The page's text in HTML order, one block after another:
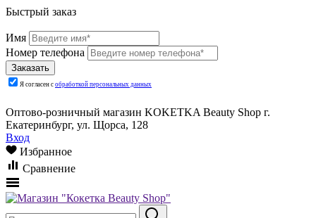
Быстрый заказ
Имя
Номер телефона
Я согласен с обработкой персональных данных
Оптово-розничный магазин KOKETKA Beauty Shop г.
Екатеринбург, ул. Щорса, 128
Вход
Избранное
Сравнение